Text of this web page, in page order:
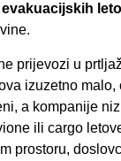
prijevozi u
izuzetno malo,
a kompanije
ili cargo
prostoru,